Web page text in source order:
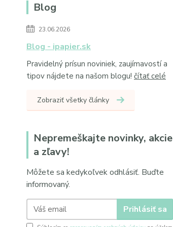
Blog
23.06.2026
Blog - ipapier.sk
Pravidelný prísun noviniek, zaujímavostí a
tipov nájdete na našom blogu! čítať celé
Zobraziť všetky články
Nepremeškajte novinky, akcie
a zľavy!
Môžete sa kedykoľvek odhlásiť. Buďte
informovaný.
Prihlásiť sa